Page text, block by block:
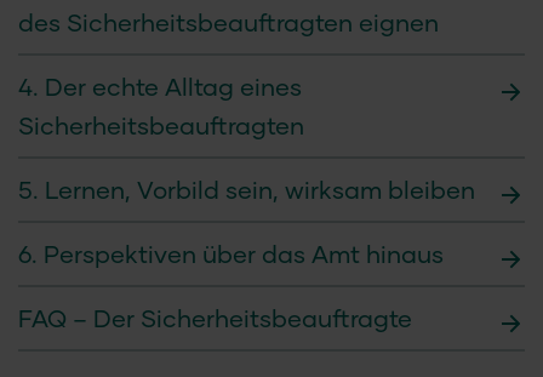
des Sicherheitsbeauftragten eignen
4. Der echte Alltag eines
Sicherheitsbeauftragten
5. Lernen, Vorbild sein, wirksam bleiben
6. Perspektiven über das Amt hinaus
FAQ – Der Sicherheitsbeauftragte